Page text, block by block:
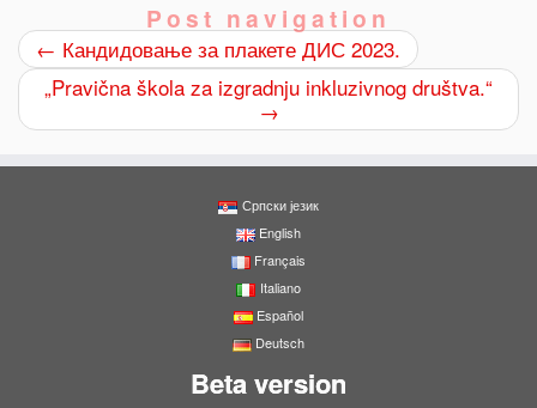
Post navigation
← Кандидовање за плакете ДИС 2023.
„Pravična škola za izgradnju inkluzivnog društva.“
→
Српски језик
English
Français
Italiano
Español
Deutsch
Beta version
0